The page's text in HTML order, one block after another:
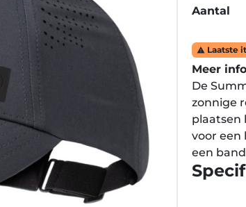
Aantal
 Laatste
Meer
De
zonnige
plaatsen
voor een
een